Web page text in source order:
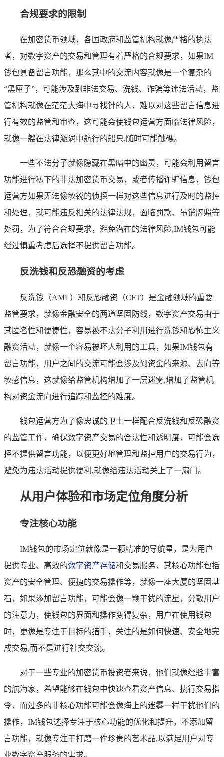
合规要求的限制
在加密货币领域，各国政府和监管机构就像严格的执法
者，对数字资产的交易和管理有着严格的合规要求，如果IM
钱包具备留言功能，那么其中的交流内容就像是一个复杂的
“黑匣子”，可能涉及到非法交易、洗钱、诈骗等违法活动，监
管机构就像在茫茫大海中寻找针的人，难以对这些留言信息进
行有效的监管和审查，这可能会使钱包运营方面临法律风险，
就像一艘在法律漩涡中航行的船只,随时可能触礁。
一些不法分子就像隐藏在黑暗中的幽灵，可能会利用留言
功能进行私下的非法加密货币交易，或者传播诈骗信息，钱包
运营方如果无法像敏锐的侦探一样对这些信息进行及时的监控
和处理，就可能违反相关的法律法规，面临罚款、吊销牌照等
处罚，为了符合合规要求，避免潜在的法律风险,IM钱包可能
经过慎重考虑后选择不提供留言功能。
反洗钱和反恐融资的考虑
反洗钱（AML）和反恐融资（CFT）是金融领域的重要
监管要求，就像金融安全的两道坚固防线，数字资产交易由于
其匿名性和便捷性，容易被不法分子利用进行洗钱和恐怖主义
融资活动，就像一个容易被坏人利用的工具，如果IM钱包有
留言功能，用户之间的交流可能会涉及到资金的来源、去向等
敏感信息，这就像给监管机构增加了一层迷雾,增加了监管机
构对资金流向进行追踪和监控的难度。
钱包运营方为了像忠诚的卫士一样配合反洗钱和反恐融资
的监管工作，确保数字资产交易的合法性和透明度，可能会选
择不提供留言功能，以便更好地管理和监控用户的交易行为，
避免为违法活动提供便利,就像给违法活动关上了一扇门。
从用户体验和市场定位角度分析
专注核心功能
IM钱包的市场定位就像是一颗精准的导航星，是为用户
提供专业、高效的数字资产存储和交易服务，其核心功能包括
资产的安全管理、便捷的交易操作等，就像一座大厦的坚固基
石，如果添加留言功能，可能会像一颗干扰的流星，分散用户
的注意力，使钱包的界面和操作变得复杂，用户在使用钱包
时，更像是专注于目标的猎手，关注的是如何快速、安全地完
成交易,而不是进行社交交流。
对于一些专业的加密货币投资者来说，他们就像经验丰富
的航海家，希望能够在钱包中快速查看资产信息、执行交易指
令，而过多的非核心功能可能会像海上的迷雾一样干扰他们的
操作，IM钱包选择专注于核心功能的优化和提升，不添加留
言功能，就像专注于打磨一件珍贵的艺术品,以满足用户对专
业数字资产服务的需求。